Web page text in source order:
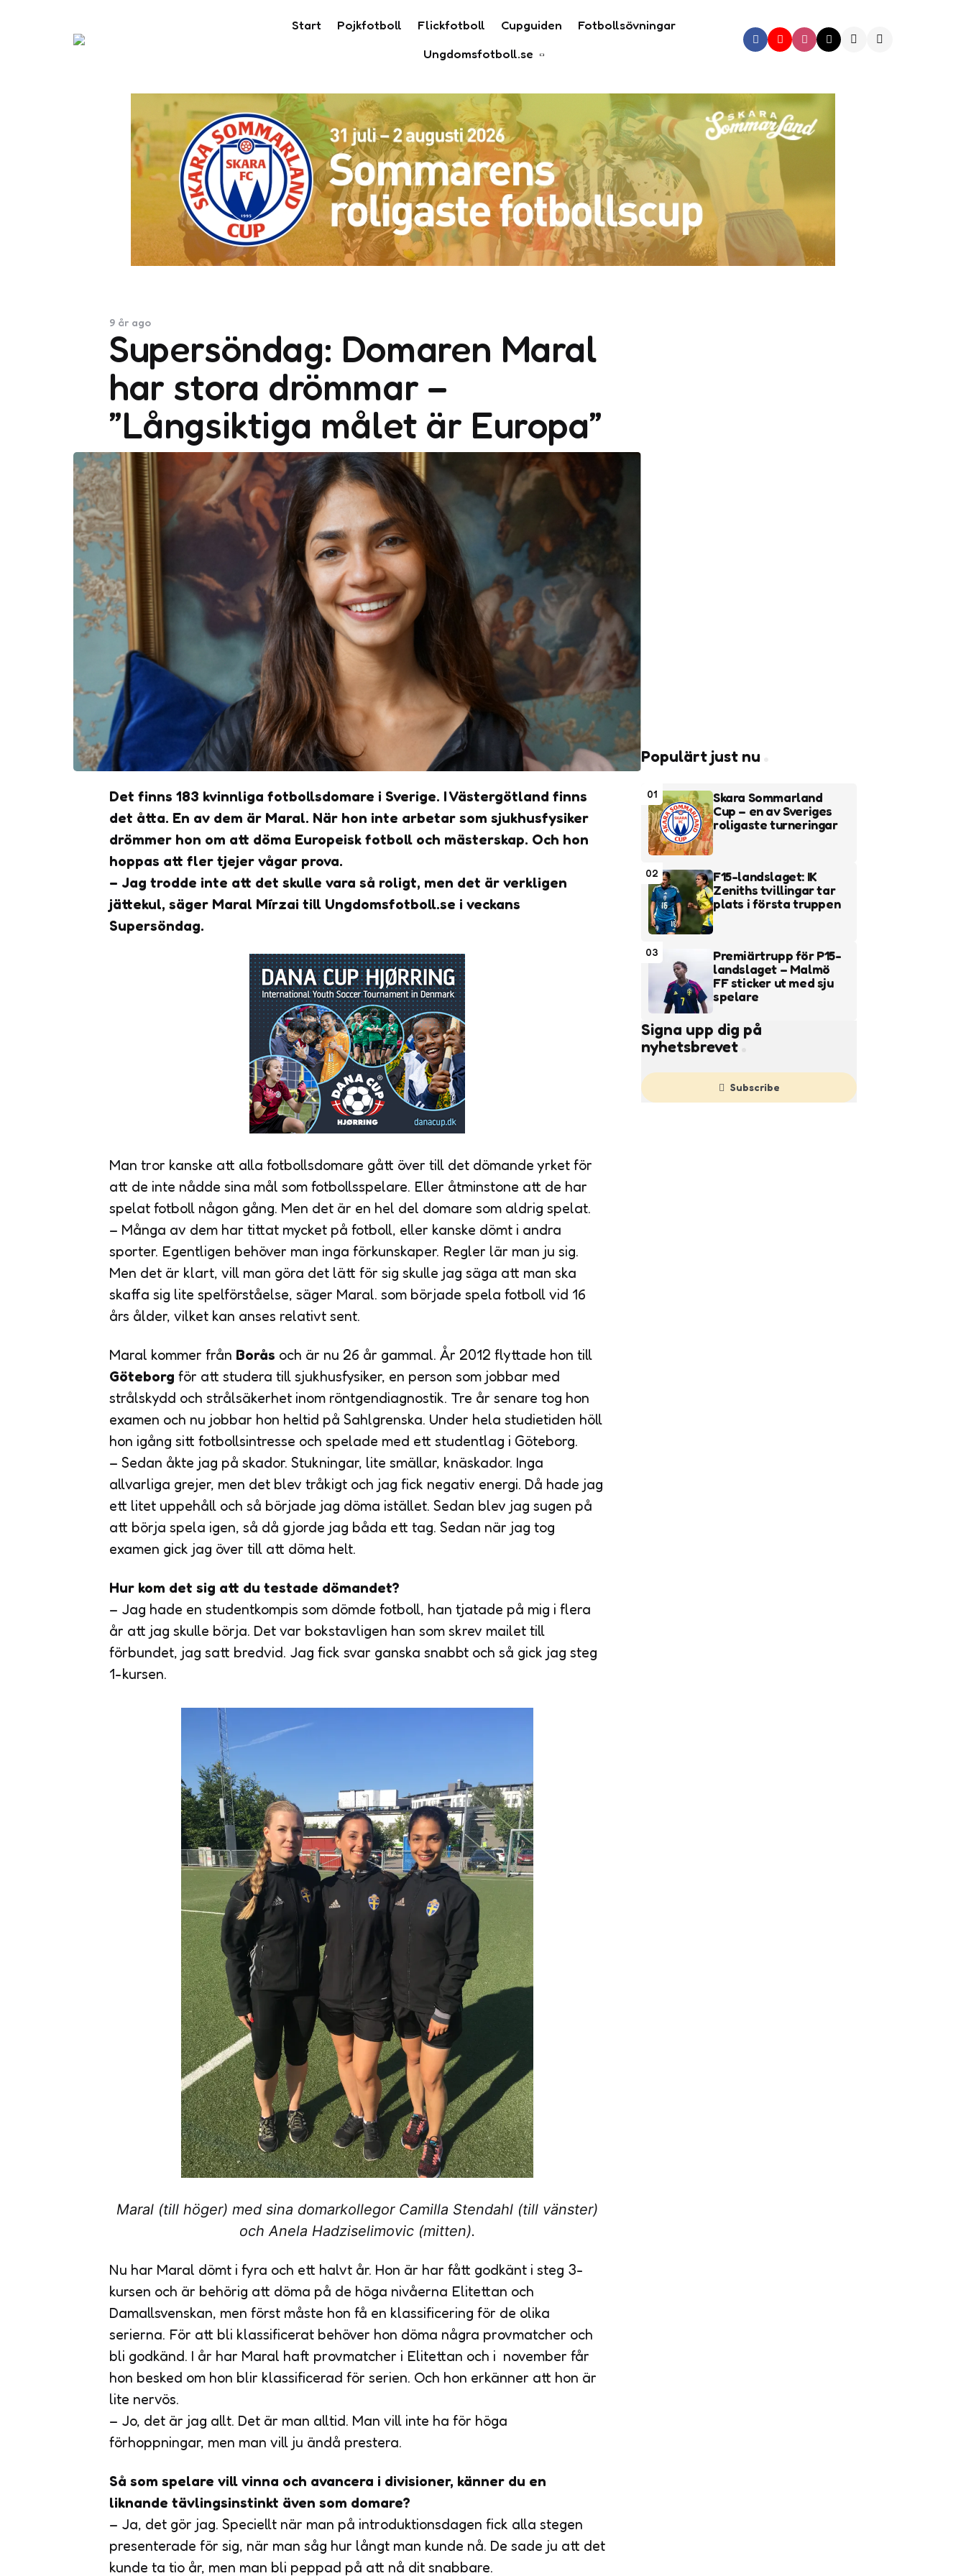
Start Pojkfotboll Flickfotboll Cupguiden
Fotbollsövningar
Ungdomsfotboll.se
Supersöndag: Domaren Maral
har stora drömmar –
”Långsiktiga målet är Europa”
9 år ago
Det finns 183 kvinnliga fotbollsdomare i Sverige. I Västergötland finns
det åtta. En av dem är Maral. När hon inte arbetar som sjukhusfysiker
drömmer hon om att döma Europeisk fotboll och mästerskap. Och hon
hoppas att fler tjejer vågar prova.
– Jag trodde inte att det skulle vara så roligt, men det är verkligen
jättekul, säger Maral Mírzai till Ungdomsfotboll.se i veckans
Supersöndag.
Man tror kanske att alla fotbollsdomare gått över till det dömande yrket för
att de inte nådde sina mål som fotbollsspelare. Eller åtminstone att de har
spelat fotboll någon gång. Men det är en hel del domare som aldrig spelat.
– Många av dem har tittat mycket på fotboll, eller kanske dömt i andra
sporter. Egentligen behöver man inga förkunskaper. Regler lär man ju sig.
Men det är klart, vill man göra det lätt för sig skulle jag säga att man ska
skaffa sig lite spelförståelse, säger Maral. som började spela fotboll vid 16
års ålder, vilket kan anses relativt sent.
Maral kommer från Borås och är nu 26 år gammal. År 2012 flyttade hon till
Göteborg för att studera till sjukhusfysiker, en person som jobbar med
strålskydd och strålsäkerhet inom röntgendiagnostik. Tre år senare tog hon
examen och nu jobbar hon heltid på Sahlgrenska. Under hela studietiden höll
hon igång sitt fotbollsintresse och spelade med ett studentlag i Göteborg.
– Sedan åkte jag på skador. Stukningar, lite smällar, knäskador. Inga
allvarliga grejer, men det blev tråkigt och jag fick negativ energi. Då hade jag
ett litet uppehåll och så började jag döma istället. Sedan blev jag sugen på
att börja spela igen, så då gjorde jag båda ett tag. Sedan när jag tog
examen gick jag över till att döma helt.
Hur kom det sig att du testade dömandet?
– Jag hade en studentkompis som dömde fotboll, han tjatade på mig i flera
år att jag skulle börja. Det var bokstavligen han som skrev mailet till
förbundet, jag satt bredvid. Jag fick svar ganska snabbt och så gick jag steg
1-kursen.
Maral (till höger) med sina domarkollegor Camilla Stendahl (till vänster)
och Anela Hadziselimovic (mitten).
Nu har Maral dömt i fyra och ett halvt år. Hon är har fått godkänt i steg 3-
kursen och är behörig att döma på de höga nivåerna Elitettan och
Damallsvenskan, men först måste hon få en klassificering för de olika
serierna. För att bli klassificerat behöver hon döma några provmatcher och
bli godkänd. I år har Maral haft provmatcher i Elitettan och i november får
hon besked om hon blir klassificerad för serien. Och hon erkänner att hon är
lite nervös.
– Jo, det är jag allt. Det är man alltid. Man vill inte ha för höga
förhoppningar, men man vill ju ändå prestera.
Så som spelare vill vinna och avancera i divisioner, känner du en
liknande tävlingsinstinkt även som domare?
– Ja, det gör jag. Speciellt när man på introduktionsdagen fick alla stegen
presenterade för sig, när man såg hur långt man kunde nå. De sade ju att det
kunde ta tio år, men man bli peppad på att nå dit snabbare.
Populärt just nu
01
Skara Sommarland
Cup – en av Sveriges
roligaste turneringar
02
F15-landslaget: IK
Zeniths tvillingar tar
plats i första truppen
03
Premiärtrupp för P15-
landslaget – Malmö
FF sticker ut med sju
spelare
Signa upp dig på
nyhetsbrevet
Subscribe